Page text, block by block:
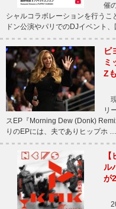
催
シャルコラボレーションを行う
ドン公演やパリでのDJイベント
ビ
ミ
Z
リ
スEP『Morning Dew (Donk)
りのEPには、夫でありヒップホ …
ル
が